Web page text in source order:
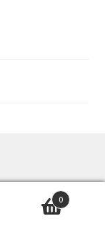
0